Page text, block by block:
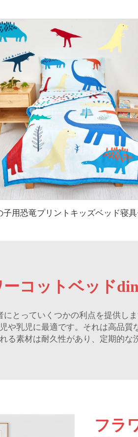
子用恐竜プリントキッズベッド寝具
ーコットベッド
とっていくつかの利点を提供しま
や乳児に最適です。それは高品
る素材は耐久性があり、定期的な
フラ